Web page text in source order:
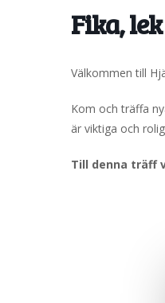
Fika,
Välkommen till
Kom och träffa
är viktiga och
Till denna träff